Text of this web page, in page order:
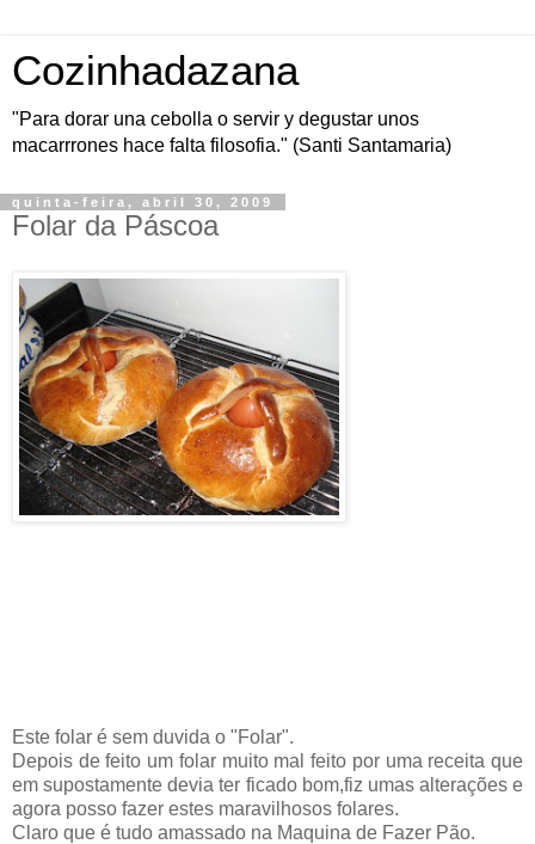
Cozinhadazana
"Para dorar una cebolla o servir y degustar unos
macarrrones hace falta filosofia." (Santi Santamaria)
quinta-feira, abril 30, 2009
Folar da Páscoa
Este folar é sem duvida o "Folar".
Depois de feito um folar muito mal feito por uma receita que
em supostamente devia ter ficado bom,fiz umas alterações e
agora posso fazer estes maravilhosos folares.
Claro que é tudo amassado na Maquina de Fazer Pão.